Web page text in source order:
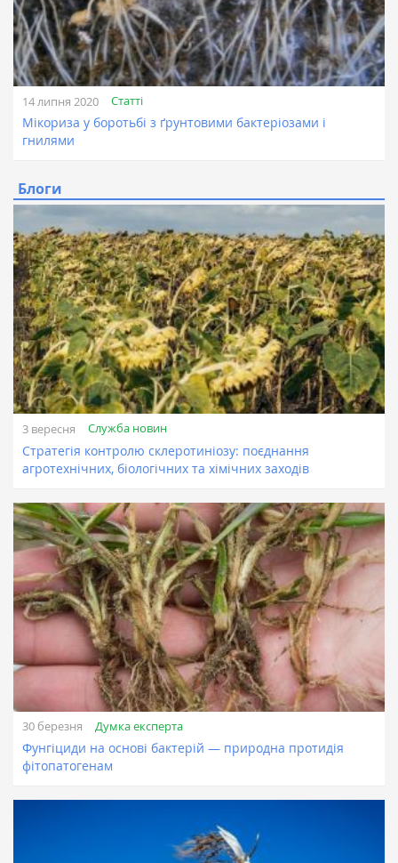
14 липня 2020 Статті
Мікориза у боротьбі з ґрунтовими бактеріозами і
гнилями
Блоги
3 вересня Служба новин
Стратегія контролю склеротиніозу: поєднання
агротехнічних, біологічних та хімічних заходів
30 березня Думка експерта
Фунгіциди на основі бактерій — природна протидія
фітопатогенам